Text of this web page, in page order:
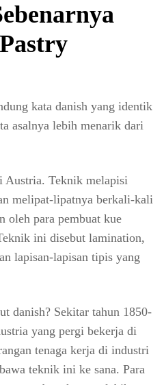
kata danish yang identik
asalnya lebih menarik dari
Austria. Teknik melapisi
melipat-lipatnya berkali-kali
oleh para pembuat kue
ini disebut lamination,
lapisan-lapisan tipis yang
danish? Sekitar tahun 1850-
yang pergi bekerja di
tenaga kerja di industri
teknik ini ke sana. Para